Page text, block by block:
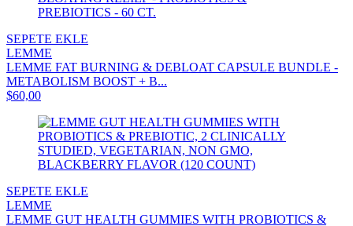
SEPETE EKLE
LEMME
LEMME FAT BURNING & DEBLOAT CAPSULE BUNDLE -
METABOLISM BOOST + B...
$60,00
SEPETE EKLE
LEMME
LEMME GUT HEALTH GUMMIES WITH PROBIOTICS &